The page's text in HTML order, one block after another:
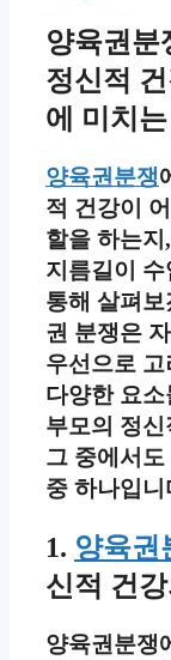
양육권분
정신적
에 미치
양육권분쟁
적 건강이
할을 하는
지름길이
통해 살펴
권 분쟁은
우선으로 고
다양한 요
부모의 정
그 중에서
중 하나입니
1. 양육권
신적 건
양육권분쟁